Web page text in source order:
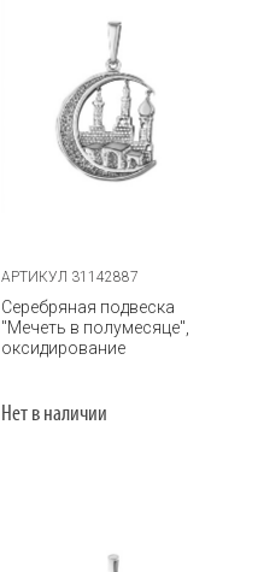
АРТИКУЛ 31142887
Серебряная подвеска
"Мечеть в полумесяце",
оксидирование
Нет в наличии